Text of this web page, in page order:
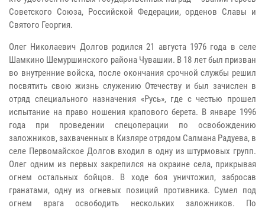
Советского Союза, Российской Федерации, орденов Славы и
Святого Георгия.
Олег Николаевич Долгов родился 21 августа 1976 года в селе
Шамкино Шемуршинского района Чувашии. В 18 лет был призван
во внутренние войска, после окончания срочной службы решил
посвятить свою жизнь служению Отечеству и был зачислен в
отряд специального назначения «Русь», где с честью прошел
испытание на право ношения крапового берета. В январе 1996
года при проведении спецоперации по освобождению
заложников, захваченных в Кизляре отрядом Салмана Радуева, в
селе Первомайское Долгов входил в одну из штурмовых групп.
Олег одним из первых закрепился на окраине села, прикрывая
огнем остальных бойцов. В ходе боя уничтожил, забросав
гранатами, одну из огневых позиций противника. Сумел под
огнем врага освободить нескольких заложников. По